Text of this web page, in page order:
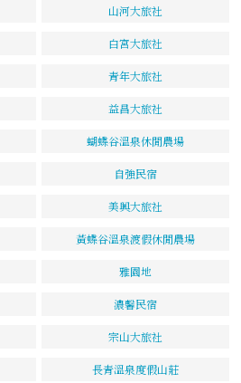
山河大旅社
白宮大旅社
青年大旅社
益昌大旅社
蝴蝶谷溫泉休閒農場
自強民宿
美興大旅社
黃蝶谷溫泉渡假休閒農場
雅園地
濃馨民宿
宗山大旅社
長青溫泉度假山莊